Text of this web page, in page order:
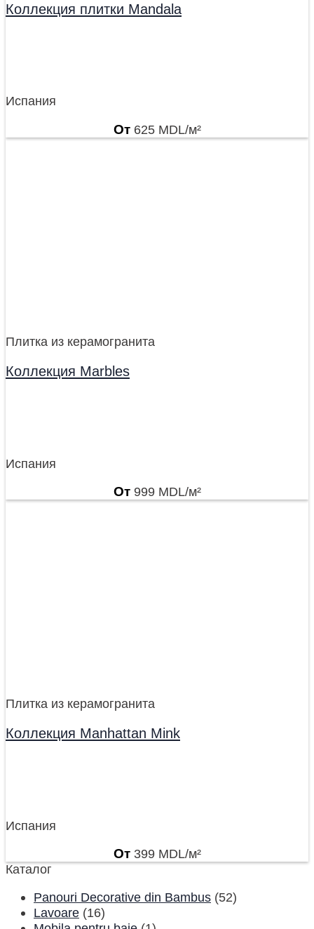
Коллекция плитки Mandala
Испания
От 625 MDL/м²
Плитка из керамогранита
Коллекция Marbles
Испания
От 999 MDL/м²
Плитка из керамогранита
Коллекция Manhattan Mink
Испания
От 399 MDL/м²
Каталог
Panouri Decorative din Bambus (52)
Lavoare (16)